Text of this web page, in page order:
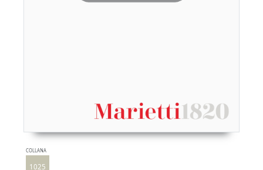
COLLANA
1025